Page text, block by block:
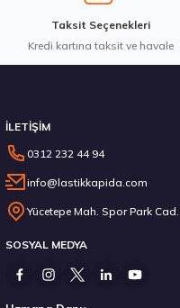
14.267,00 ₺
Taksit Seçenekleri
Kredi kartına taksit ve havale
İLETİŞİM
0312 232 44 94
info@lastikkapida.com
Yücetepe Mah. Spor Park
SOSYAL MEDYA